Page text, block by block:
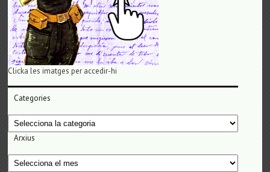
Clicka les imatges per accedir-hi
Categories
Categories
Arxius
Arxius